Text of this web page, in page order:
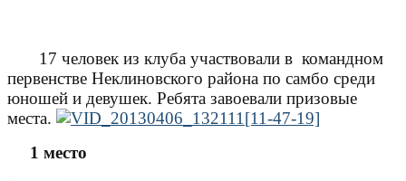
17 человек из клуба участвовали в командном
первенстве Неклиновского района по самбо среди
юношей и девушек. Ребята завоевали призовые
места.
1 место